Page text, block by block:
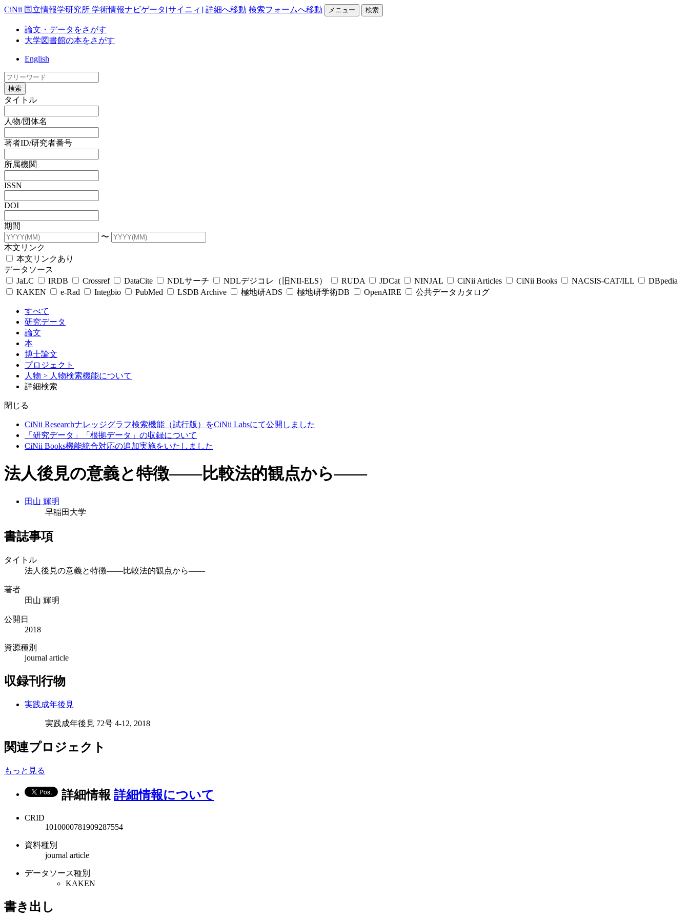
CiNii 国立情報学研究所 学術情報ナビゲータ[サイニィ] 詳細へ移動 検索フォームへ移動 メニュー 検索
論文・データをさがす
大学図書館の本をさがす
English
検索
タイトル
人物/団体名
著者ID/研究者番号
所属機関
ISSN
DOI
期間
〜
本文リンク
本文リンクあり
データソース
JaLC
IRDB Crossref DataCite NDLサーチ NDLデジコレ（旧NII-ELS） RUDA JDCat NINJAL CiNii Articles CiNii Books NACSIS-CAT/ILL
DBpedia
KAKEN
e-Rad Integbio PubMed LSDB Archive 極地研ADS 極地研学術DB OpenAIRE 公共データカタログ
すべて
研究データ
論文
本
博士論文
プロジェクト
人物 > 人物検索機能について
詳細検索
閉じる
CiNii Researchナレッジグラフ検索機能（試行版）をCiNii Labsにて公開しました
「研究データ」「根拠データ」の収録について
CiNii Books機能統合対応の追加実施をいたしました
法人後見の意義と特徴――比較法的観点から――
田山 輝明
早稲田大学
書誌事項
タイトル
法人後見の意義と特徴――比較法的観点から――
著者
田山 輝明
公開日
2018
資源種別
journal article
収録刊行物
実践成年後見
実践成年後見 72号 4-12, 2018
関連プロジェクト
もっと見る
詳細情報 詳細情報について
CRID
1010000781909287554
資料種別
journal article
データソース種別
KAKEN
書き出し